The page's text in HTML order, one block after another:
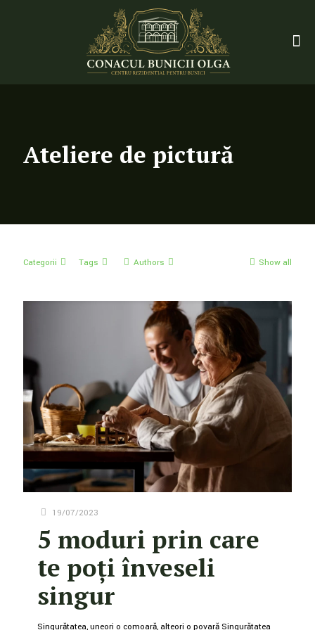
Ateliere de pictură
Categorii Tags Authors Show all
19/07/2023
5 moduri prin care
te poți înveseli
singur
Singurătatea, uneori o comoară, alteori o povară Singurătatea